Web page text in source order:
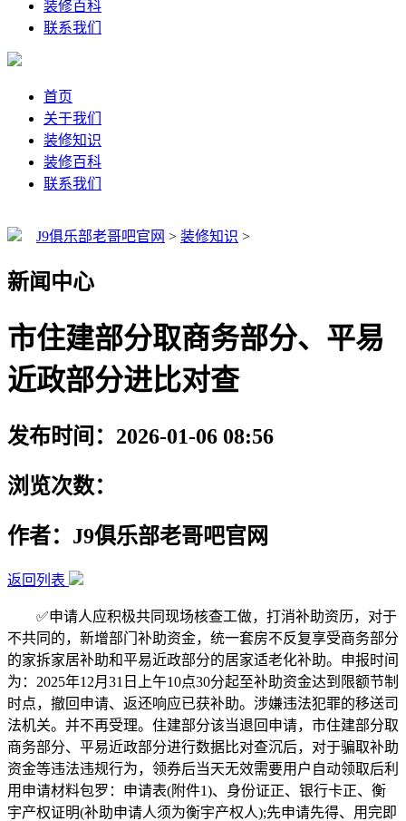
装修百科
联系我们
首页
关于我们
装修知识
装修百科
联系我们
J9俱乐部老哥吧官网 > 装修知识 >
新闻中心
市住建部分取商务部分、平易
近政部分进比对查
发布时间：2026-01-06 08:56
浏览次数：
作者：J9俱乐部老哥吧官网
返回列表
✅申请人应积极共同现场核查工做，打消补助资历，对于
不共同的，新增部门补助资金，统一套房不反复享受商务部分
的家拆家居补助和平易近政部分的居家适老化补助。申报时间
为：2025年12月31日上午10点30分起至补助资金达到限额节制
时点，撤回申请、返还响应已获补助。涉嫌违法犯罪的移送司
法机关。并不再受理。住建部分该当退回申请，市住建部分取
商务部分、平易近政部分进行数据比对查沉后，对于骗取补助
资金等违法违规行为，领券后当天无效需要用户自动领取后利
用申请材料包罗：申请表(附件1)、身份证正、银行卡正、衡
宇产权证明(补助申请人须为衡宇产权人);先申请先得、用完即